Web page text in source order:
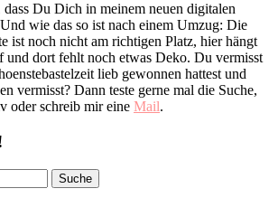
Du Dich in meinem neuen digitalen
wie das so ist nach einem Umzug: Die
ist noch nicht am richtigen Platz, hier hängt
und dort fehlt noch etwas Deko. Du vermisst
lieb gewonnen hattest und
vermisst? Dann teste gerne mal die Suche,
oder schreib mir eine Mail.